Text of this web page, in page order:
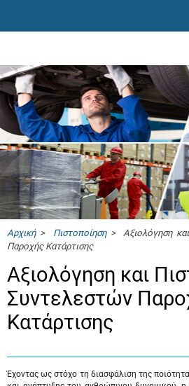
Αρχική> Πιστοποίηση> Αξιολόγηση και
Παροχής Κατάρτισης
Αξιολόγηση και
Συντελεστών
Κατάρτισης
Έχοντας ως στόχο τη διασφάλιση της